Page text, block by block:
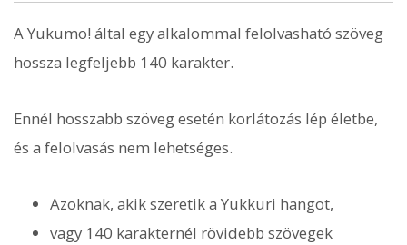
A Yukumo! által egy alkalommal felolvasható szöveg
hossza legfeljebb 140 karakter.
Ennél hosszabb szöveg esetén korlátozás lép életbe,
és a felolvasás nem lehetséges.
Azoknak, akik szeretik a Yukkuri hangot,
vagy 140 karakternél rövidebb szövegek